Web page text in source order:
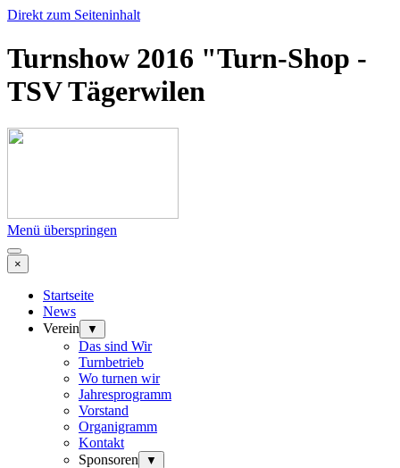
Direkt zum Seiteninhalt
Turnshow 2016 "Turn-Shop -
TSV Tägerwilen
Menü überspringen
×
Startseite
News
Verein
▼
Das sind Wir
Turnbetrieb
Wo turnen wir
Jahresprogramm
Vorstand
Organigramm
Kontakt
Sponsoren
▼